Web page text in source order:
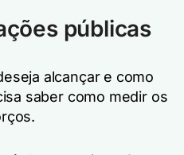
públicas
alcançar e como
saber como medir os